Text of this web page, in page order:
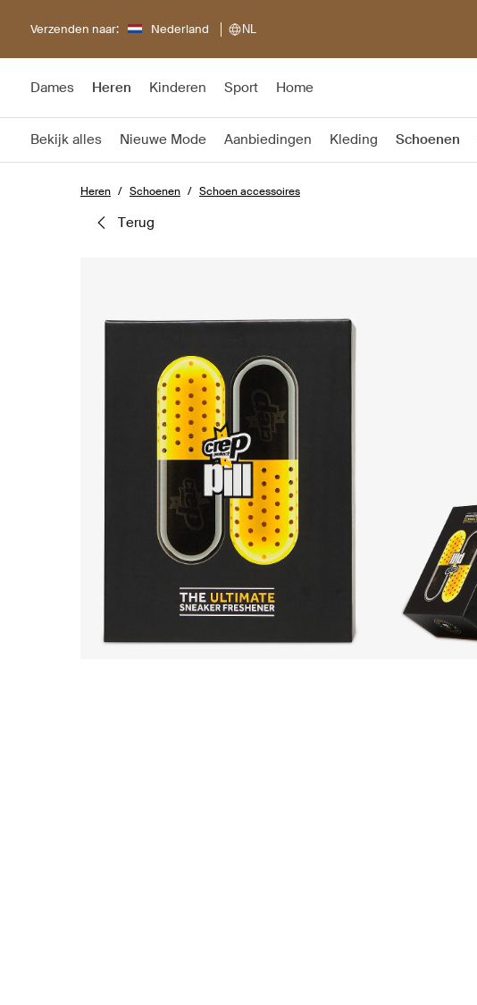
Verzenden naar: Nederland NL
Dames Heren Kinderen Sport Home
Bekijk alles Nieuwe Mode Aanbiedingen Kleding Schoenen
Heren Schoenen Schoen accessoires
terug